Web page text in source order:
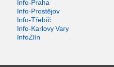
Info-Praha
Info-Prostějov
Info-Třebíč
Info-Karlovy Vary
InfoZlín